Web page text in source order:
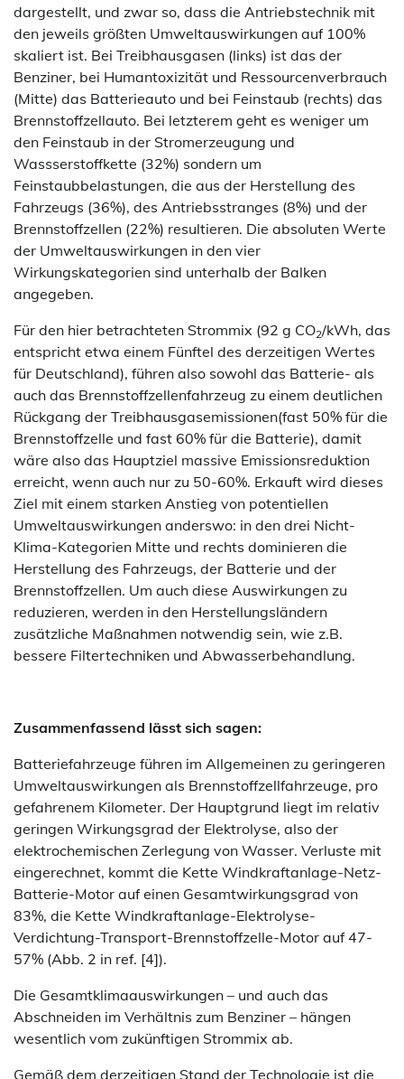
dargestellt, und zwar so, dass die Antriebstechnik mit
den jeweils größten Umweltauswirkungen auf 100%
skaliert ist. Bei Treibhausgasen (links) ist das der
Benziner, bei Humantoxizität und Ressourcenverbrauch
(Mitte) das Batterieauto und bei Feinstaub (rechts) das
Brennstoffzellauto. Bei letzterem geht es weniger um
den Feinstaub in der Stromerzeugung und
Wassserstoffkette (32%) sondern um
Feinstaubbelastungen, die aus der Herstellung des
Fahrzeugs (36%), des Antriebsstranges (8%) und der
Brennstoffzellen (22%) resultieren. Die absoluten Werte
der Umweltauswirkungen in den vier
Wirkungskategorien sind unterhalb der Balken
angegeben.
Für den hier betrachteten Strommix (92 g CO2/kWh, das
entspricht etwa einem Fünftel des derzeitigen Wertes
für Deutschland), führen also sowohl das Batterie- als
auch das Brennstoffzellenfahrzeug zu einem deutlichen
Rückgang der Treibhausgasemissionen(fast 50% für die
Brennstoffzelle und fast 60% für die Batterie), damit
wäre also das Hauptziel massive Emissionsreduktion
erreicht, wenn auch nur zu 50-60%. Erkauft wird dieses
Ziel mit einem starken Anstieg von potentiellen
Umweltauswirkungen anderswo: in den drei Nicht-
Klima-Kategorien Mitte und rechts dominieren die
Herstellung des Fahrzeugs, der Batterie und der
Brennstoffzellen. Um auch diese Auswirkungen zu
reduzieren, werden in den Herstellungsländern
zusätzliche Maßnahmen notwendig sein, wie z.B.
bessere Filtertechniken und Abwasserbehandlung.
Zusammenfassend lässt sich sagen:
Batteriefahrzeuge führen im Allgemeinen zu geringeren
Umweltauswirkungen als Brennstoffzellfahrzeuge, pro
gefahrenem Kilometer. Der Hauptgrund liegt im relativ
geringen Wirkungsgrad der Elektrolyse, also der
elektrochemischen Zerlegung von Wasser. Verluste mit
eingerechnet, kommt die Kette Windkraftanlage-Netz-
Batterie-Motor auf einen Gesamtwirkungsgrad von
83%, die Kette Windkraftanlage-Elektrolyse-
Verdichtung-Transport-Brennstoffzelle-Motor auf 47-
57% (Abb. 2 in ref. [4]).
Die Gesamtklimaauswirkungen – und auch das
Abschneiden im Verhältnis zum Benziner – hängen
wesentlich vom zukünftigen Strommix ab.
Gemäß dem derzeitigen Stand der Technologie ist die